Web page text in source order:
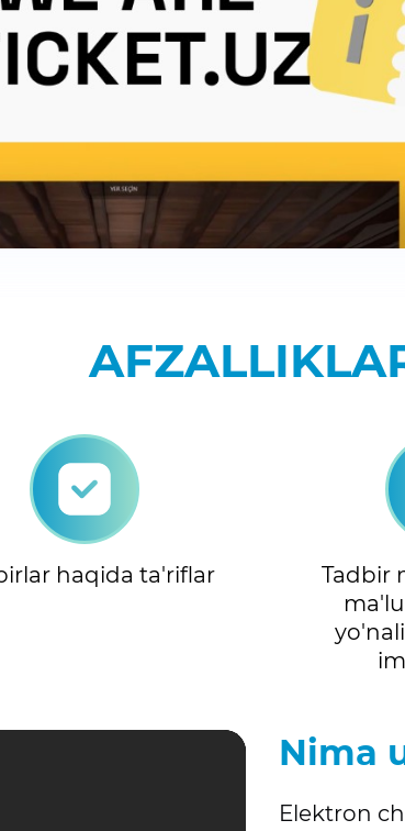
haqida ta'riflar
Tadbir
Nima
Elektron